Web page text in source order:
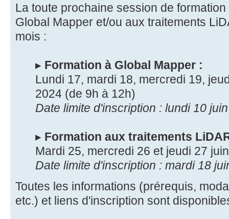
La toute prochaine session de
Global Mapper et/ou aux traitements
mois :
▸ Formation à Global Mapper :
Lundi 17, mardi 18, mercredi 19,
2024 (de 9h à 12h)
Date limite d'inscription : lundi 10
▸ Formation aux traitements
Mardi 25, mercredi 26 et jeudi 27
Date limite d'inscription : mardi 18
Toutes les informations (prérequis,
etc.) et liens d'inscription sont